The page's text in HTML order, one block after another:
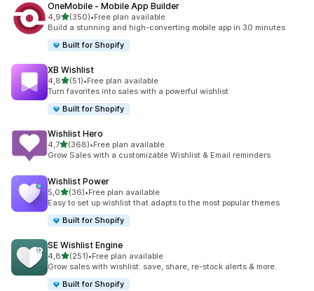
OneMobile ‑ Mobile App Builder
4,9stelle su 5
(350)
350 recensioni totali
•Free plan available
Build a stunning and high-converting mobile app in 30 minutes
Built for Shopify
XB Wishlist
4,8stelle su 5
(51)
51 recensioni totali
•Free plan available
Turn favorites into sales with a powerful wishlist
Built for Shopify
Wishlist Hero
4,7stelle su 5
(368)
368 recensioni totali
•Free plan available
Grow Sales with a customizable Wishlist & Email reminders
Wishlist Power
5,0stelle su 5
(36)
36 recensioni totali
•Free plan available
Easy to set up wishlist that adapts to the most popular themes
Built for Shopify
SE Wishlist Engine
4,8stelle su 5
(251)
251 recensioni totali
•Free plan available
Grow sales with wishlist: save, share, re-stock alerts & more.
Built for Shopify